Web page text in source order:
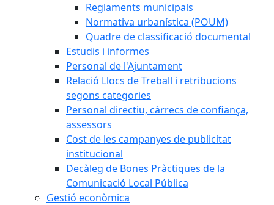
Reglaments municipals
Normativa urbanística (POUM)
Quadre de classificació documental
Estudis i informes
Personal de l'Ajuntament
Relació Llocs de Treball i retribucions
segons categories
Personal directiu, càrrecs de confiança,
assessors
Cost de les campanyes de publicitat
institucional
Decàleg de Bones Pràctiques de la
Comunicació Local Pública
Gestió econòmica